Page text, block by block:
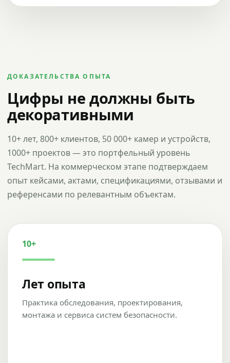
ДОКАЗАТЕЛЬСТВА ОПЫТА
Цифры не должны быть
декоративными
10+ лет, 800+ клиентов, 50 000+ камер и устройств,
1000+ проектов — это портфельный уровень
TechMart. На коммерческом этапе подтверждаем
опыт кейсами, актами, спецификациями, отзывами и
референсами по релевантным объектам.
10+
Лет опыта
Практика обследования, проектирования,
монтажа и сервиса систем безопасности.